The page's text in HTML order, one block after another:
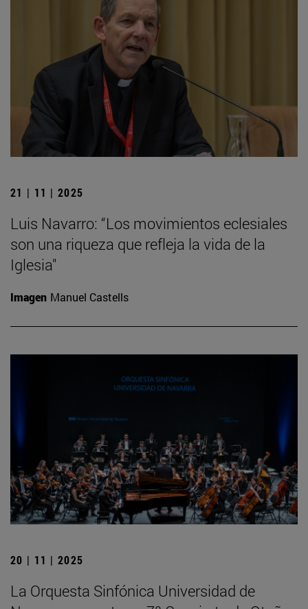
21 | 11 | 2025
Luis Navarro: “Los movimientos eclesiales
son una riqueza que refleja la vida de la
Iglesia"
Imagen Manuel Castells
20 | 11 | 2025
La Orquesta Sinfónica Universidad de